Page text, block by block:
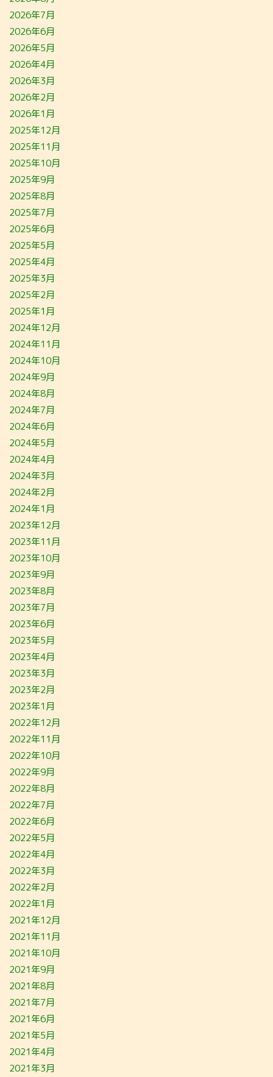
2026年7月
2026年6月
2026年5月
2026年4月
2026年3月
2026年2月
2026年1月
2025年12月
2025年11月
2025年10月
2025年9月
2025年8月
2025年7月
2025年6月
2025年5月
2025年4月
2025年3月
2025年2月
2025年1月
2024年12月
2024年11月
2024年10月
2024年9月
2024年8月
2024年7月
2024年6月
2024年5月
2024年4月
2024年3月
2024年2月
2024年1月
2023年12月
2023年11月
2023年10月
2023年9月
2023年8月
2023年7月
2023年6月
2023年5月
2023年4月
2023年3月
2023年2月
2023年1月
2022年12月
2022年11月
2022年10月
2022年9月
2022年8月
2022年7月
2022年6月
2022年5月
2022年4月
2022年3月
2022年2月
2022年1月
2021年12月
2021年11月
2021年10月
2021年9月
2021年8月
2021年7月
2021年6月
2021年5月
2021年4月
2021年3月